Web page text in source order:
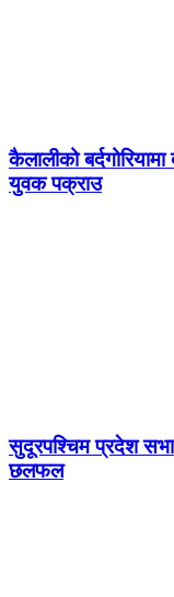
कैलालीको
युवक पक्राउ
सुदूरपश्चिम प्रदेश
छलफल